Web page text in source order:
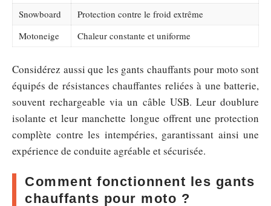
Snowboard
Protection contre le froid extrême
Motoneige
Chaleur constante et uniforme
Considérez aussi que les gants chauffants pour moto sont
équipés de résistances chauffantes reliées à une batterie,
souvent rechargeable via un câble USB. Leur doublure
isolante et leur manchette longue offrent une protection
complète contre les intempéries, garantissant ainsi une
expérience de conduite agréable et sécurisée.
Comment fonctionnent les gants
chauffants pour moto ?